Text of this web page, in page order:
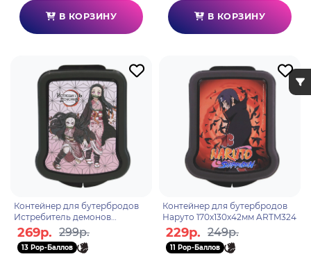
В КОРЗИНУ В КОРЗИНУ
Контейнер для бутербродов
Истребитель демонов
170х130х42мм
269р. 299р.
13 Pop-Баллов
Контейнер для бутербродов
Наруто 170х130х42мм ARTM324
229р. 249р.
11 Pop-Баллов